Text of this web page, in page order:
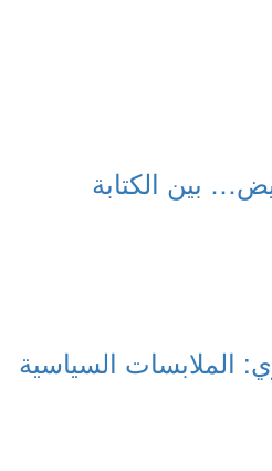
بين الكتابة
الملابسات السياسية